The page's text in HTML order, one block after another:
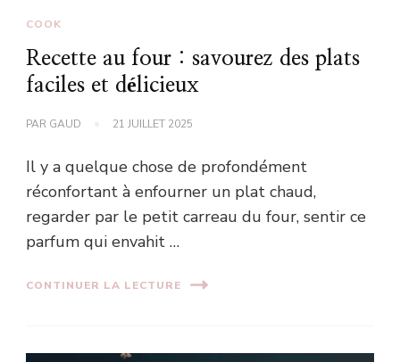
COOK
Recette au four : savourez des plats
faciles et délicieux
PAR GAUD 21 JUILLET 2025
Il y a quelque chose de profondément
réconfortant à enfourner un plat chaud,
regarder par le petit carreau du four, sentir ce
parfum qui envahit …
CONTINUER LA LECTURE